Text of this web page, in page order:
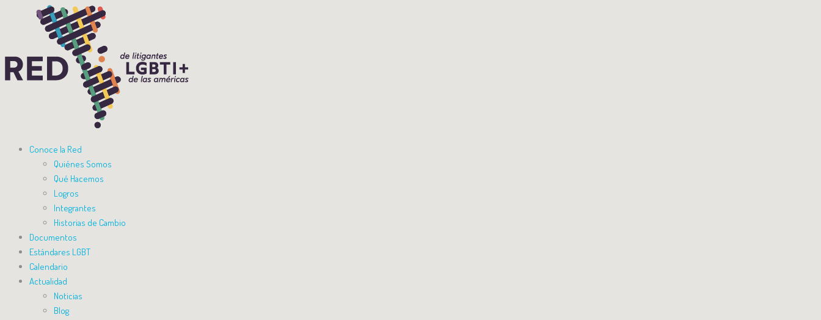
Conoce la Red
Quiénes Somos
Qué Hacemos
Logros
Integrantes
Historias de Cambio
Documentos
Estándares LGBT
Calendario
Actualidad
Noticias
Blog